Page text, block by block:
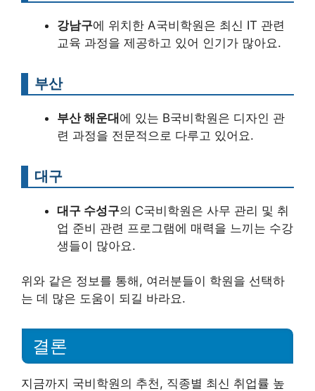
강남구에 위치한 A국비학원은 최신 IT 관련
교육 과정을 제공하고 있어 인기가 많아요.
부산
부산 해운대에 있는 B국비학원은 디자인 관
련 과정을 전문적으로 다루고 있어요.
대구
대구 수성구의 C국비학원은 사무 관리 및 취
업 준비 관련 프로그램에 매력을 느끼는 수강
생들이 많아요.
위와 같은 정보를 통해, 여러분들이 학원을 선택하
는 데 많은 도움이 되길 바라요.
결론
지금까지 국비학원의 추천, 직종별 최신 취업률 높